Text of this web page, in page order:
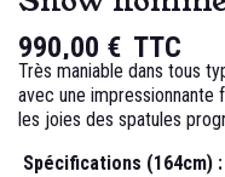
990,00 € TTC
Très maniable dans tous
avec une impressionnante
les joies des spatules
Spécifications (164cm)